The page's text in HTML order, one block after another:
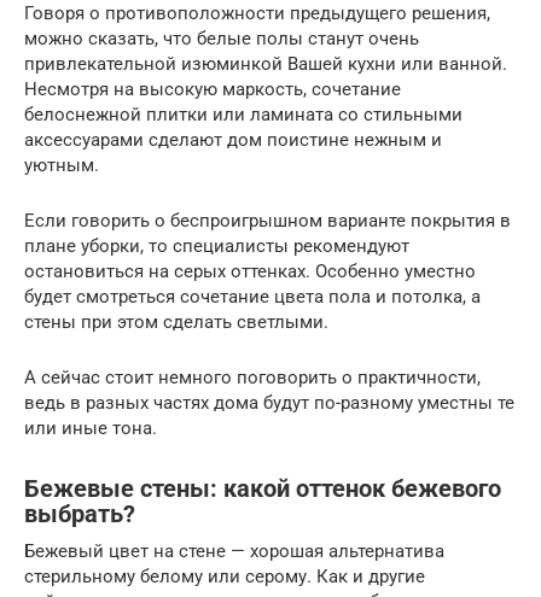
Говоря о противоположности предыдущего решения,
можно сказать, что белые полы станут очень
привлекательной изюминкой Вашей кухни или ванной.
Несмотря на высокую маркость, сочетание
белоснежной плитки или ламината со стильными
аксессуарами сделают дом поистине нежным и
уютным.
Если говорить о беспроигрышном варианте покрытия в
плане уборки, то специалисты рекомендуют
остановиться на серых оттенках. Особенно уместно
будет смотреться сочетание цвета пола и потолка, а
стены при этом сделать светлыми.
А сейчас стоит немного поговорить о практичности,
ведь в разных частях дома будут по-разному уместны те
или иные тона.
Бежевые стены: какой оттенок бежевого
выбрать?
Бежевый цвет на стене — хорошая альтернатива
стерильному белому или серому. Как и другие